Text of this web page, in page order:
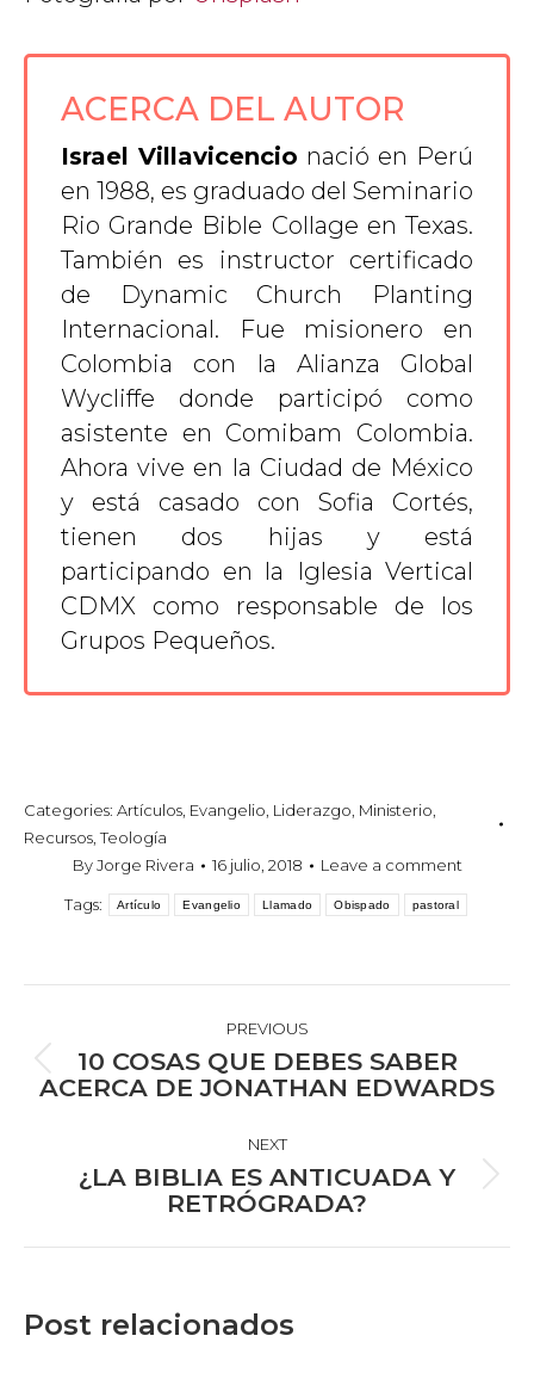
ACERCA DEL AUTOR
Israel Villavicencio nació en Perú
en 1988, es graduado del Seminario
Rio Grande Bible Collage en Texas.
También es instructor certificado
de Dynamic Church Planting
Internacional. Fue misionero en
Colombia con la Alianza Global
Wycliffe donde participó como
asistente en Comibam Colombia.
Ahora vive en la Ciudad de México
y está casado con Sofia Cortés,
tienen dos hijas y está
participando en la Iglesia Vertical
CDMX como responsable de los
Grupos Pequeños.
Categories: Artículos Evangelio Liderazgo Ministerio
Recursos ,Teología
ByJorge Rivera 16 julio, 2018 Leave a comment
Tags: Artículo Evangelio Llamado Obispado pastoral
NAVIGATIONPREVIOUS
Previous
10 COSAS QUE DEBES SABER
ACERCA DE JONATHAN EDWARDS
NEXT
Next
¿LA BIBLIA ES ANTICUADA Y
RETRÓGRADA?
Post relacionados